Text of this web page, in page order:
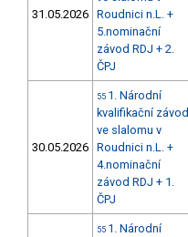
31.05.2026 Roudnici n.L. +
5.nominační
závod RDJ + 2.
ČPJ
30.05.2026
55 1. Národní
kvalifikační závod
ve slalomu v
Roudnici n.L. +
4.nominační
závod RDJ + 1.
ČPJ
55 1. Národní